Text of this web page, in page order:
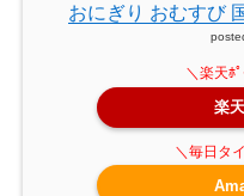
おにぎり おむすび
楽